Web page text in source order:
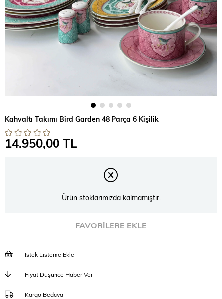
Kahvaltı Takımı Bird Garden 48 Parça 6 Kişilik
14.950,00 TL
Ürün stoklarımızda kalmamıştır.
FAVORILERE EKLE
İstek Listeme Ekle
Fiyat Düşünce Haber Ver
Kargo Bedava